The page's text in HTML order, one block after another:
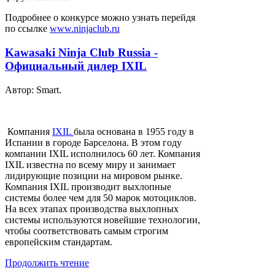
Подробнее о конкурсе можно узнать перейдя
по ссылке www.ninjaclub.ru
Kawasaki Ninja Club Russia -
Официальный дилер IXIL
Автор: Smart.
Компания IXIL была основана в 1955 году в
Испании в городе Барселона. В этом году
компании IXIL исполнилось 60 лет. Компания
IXIL известна по всему миру и занимает
лидирующие позиции на мировом рынке.
Компания IXIL производит выхлопные
системы более чем для 50 марок мотоциклов.
На всех этапах производства выхлопных
системы используются новейшие технологии,
чтобы соответствовать самым строгим
европейским стандартам.
Продолжить чтение